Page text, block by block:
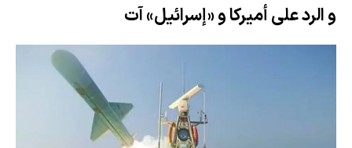
و الرد علی أمیرکا و «إسرائیل» آت